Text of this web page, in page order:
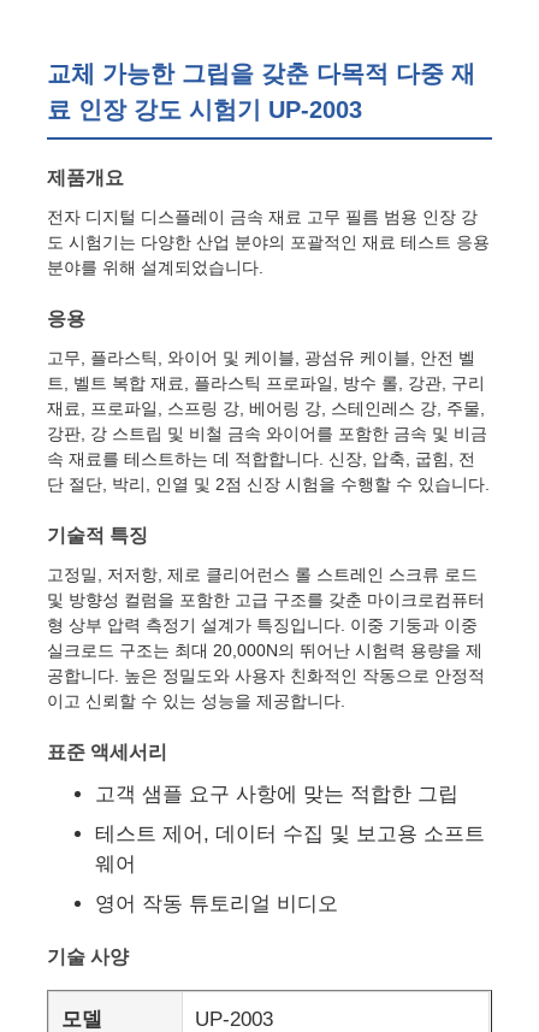
홈
제품 소개
회사 소개
공장 투어
품질 관리
연락처
견적 요청
교체 가능한 그립을 갖춘 다목적 다중 재
료 인장 강도 시험기 UP-2003
제품개요
전자 디지털 디스플레이 금속 재료 고무 필름 범용 인장 강
도 시험기는 다양한 산업 분야의 포괄적인 재료 테스트 응용
분야를 위해 설계되었습니다.
응용
고무, 플라스틱, 와이어 및 케이블, 광섬유 케이블, 안전 벨
트, 벨트 복합 재료, 플라스틱 프로파일, 방수 롤, 강관, 구리
재료, 프로파일, 스프링 강, 베어링 강, 스테인레스 강, 주물,
강판, 강 스트립 및 비철 금속 와이어를 포함한 금속 및 비금
속 재료를 테스트하는 데 적합합니다. 신장, 압축, 굽힘, 전
단 절단, 박리, 인열 및 2점 신장 시험을 수행할 수 있습니다.
기술적 특징
고정밀, 저저항, 제로 클리어런스 롤 스트레인 스크류 로드
및 방향성 컬럼을 포함한 고급 구조를 갖춘 마이크로컴퓨터
형 상부 압력 측정기 설계가 특징입니다. 이중 기둥과 이중
실크로드 구조는 최대 20,000N의 뛰어난 시험력 용량을 제
공합니다. 높은 정밀도와 사용자 친화적인 작동으로 안정적
이고 신뢰할 수 있는 성능을 제공합니다.
표준 액세서리
고객 샘플 요구 사항에 맞는 적합한 그립
테스트 제어, 데이터 수집 및 보고용 소프트
웨어
영어 작동 튜토리얼 비디오
기술 사양
모델 UP-2003